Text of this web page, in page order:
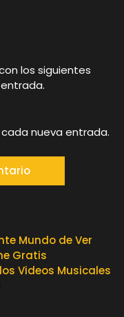
los siguientes
nueva entrada.
Mundo de Ver
Gratis
Videos Musicales